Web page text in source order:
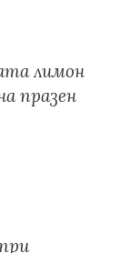
лимон
празен